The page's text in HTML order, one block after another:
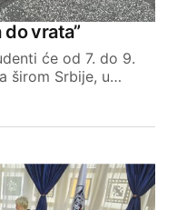
vrata”
će od 7. do 9.
širom Srbije, u…